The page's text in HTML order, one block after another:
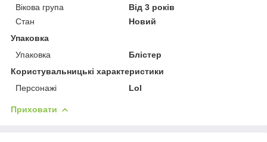
Вікова група
Від 3 років
Стан
Новий
Упаковка
Упаковка
Блістер
Користувальницькі характеристики
Персонажі
Lol
Приховати